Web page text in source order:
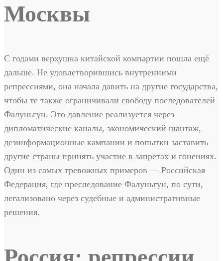
Москвы
С годами верхушка китайской компартии пошла ещё
дальше. Не удовлетворившись внутренними
репрессиями, она начала давить на другие государства,
чтобы те также ограничивали свободу последователей
Фалуньгун. Это давление реализуется через
дипломатические каналы, экономический шантаж,
дезинформационные кампании и попытки заставить
другие страны принять участие в запретах и гонениях.
Один из самых тревожных примеров — Российская
Федерация, где преследование Фалуньгун, по сути,
легализовано через судебные и административные
решения.